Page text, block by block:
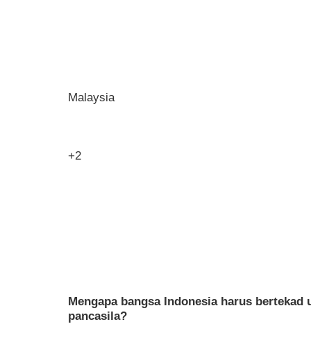
Malaysia
+2
Mengapa bangsa Indonesia harus
pancasila?